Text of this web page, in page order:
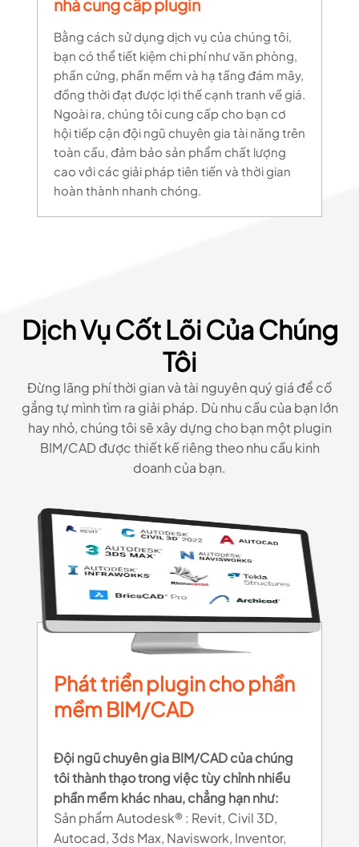
nhà cung cấp plugin
Bằng cách sử dụng dịch vụ của chúng tôi,
bạn có thể tiết kiệm chi phí như văn phòng,
phần cứng, phần mềm và hạ tầng đám mây,
đồng thời đạt được lợi thế cạnh tranh về giá.
Ngoài ra, chúng tôi cung cấp cho bạn cơ
hội tiếp cận đội ngũ chuyên gia tài năng trên
toàn cầu, đảm bảo sản phẩm chất lượng
cao với các giải pháp tiên tiến và thời gian
hoàn thành nhanh chóng.
Dịch Vụ Cốt Lõi Của Chúng
Tôi
Đừng lãng phí thời gian và tài nguyên quý giá để cố
gắng tự mình tìm ra giải pháp. Dù nhu cầu của bạn lớn
hay nhỏ, chúng tôi sẽ xây dựng cho bạn một plugin
BIM/CAD được thiết kế riêng theo nhu cầu kinh
doanh của bạn.
Phát triển plugin cho phần
mềm BIM/CAD
Đội ngũ chuyên gia BIM/CAD của chúng
tôi thành thạo trong việc tùy chỉnh nhiều
phần mềm khác nhau, chẳng hạn như:
Sản phẩm Autodesk® : Revit, Civil 3D,
Autocad, 3ds Max, Naviswork, Inventor,